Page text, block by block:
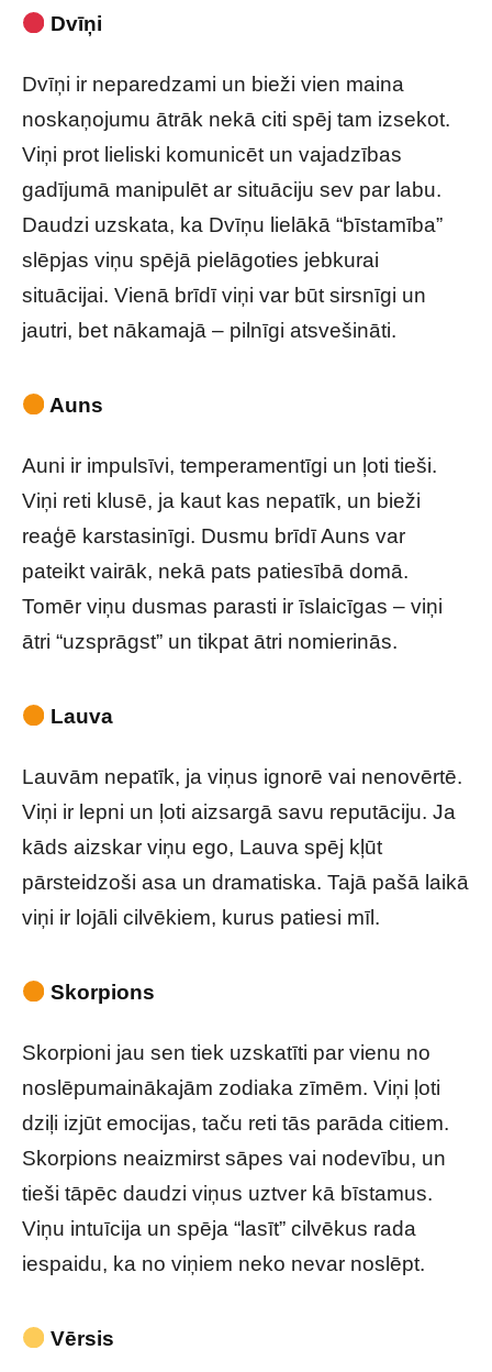
Dvīņi
Dvīņi ir neparedzami un bieži vien maina
noskaņojumu ātrāk nekā citi spēj tam izsekot.
Viņi prot lieliski komunicēt un vajadzības
gadījumā manipulēt ar situāciju sev par labu.
Daudzi uzskata, ka Dvīņu lielākā “bīstamība”
slēpjas viņu spējā pielāgoties jebkurai
situācijai. Vienā brīdī viņi var būt sirsnīgi un
jautri, bet nākamajā – pilnīgi atsvešināti.
Auns
Auni ir impulsīvi, temperamentīgi un ļoti tieši.
Viņi reti klusē, ja kaut kas nepatīk, un bieži
reaģē karstasinīgi. Dusmu brīdī Auns var
pateikt vairāk, nekā pats patiesībā domā.
Tomēr viņu dusmas parasti ir īslaicīgas – viņi
ātri “uzsprāgst” un tikpat ātri nomierinās.
Lauva
Lauvām nepatīk, ja viņus ignorē vai nenovērtē.
Viņi ir lepni un ļoti aizsargā savu reputāciju. Ja
kāds aizskar viņu ego, Lauva spēj kļūt
pārsteidzoši asa un dramatiska. Tajā pašā laikā
viņi ir lojāli cilvēkiem, kurus patiesi mīl.
Skorpions
Skorpioni jau sen tiek uzskatīti par vienu no
noslēpumainākajām zodiaka zīmēm. Viņi ļoti
dziļi izjūt emocijas, taču reti tās parāda citiem.
Skorpions neaizmirst sāpes vai nodevību, un
tieši tāpēc daudzi viņus uztver kā bīstamus.
Viņu intuīcija un spēja “lasīt” cilvēkus rada
iespaidu, ka no viņiem neko nevar noslēpt.
Vērsis